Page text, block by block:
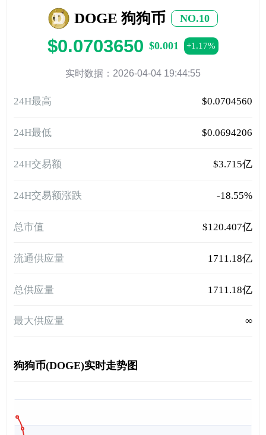
DOGE 狗狗币 NO.10
$0.0703650 $0.001 +1.17%
实时数据：2026-04-04 19:44:55
24H最高 $0.0704560
24H最低 $0.0694206
24H交易额 $3.715亿
24H交易额涨跌 -18.55%
总市值 $120.407亿
流通供应量 1711.18亿
总供应量 1711.18亿
最大供应量 ∞
狗狗币(DOGE)实时走势图